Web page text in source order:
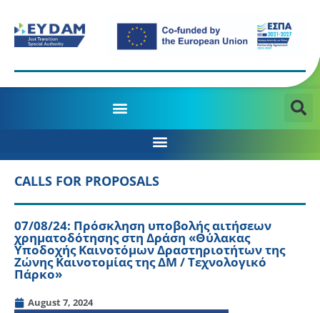
CALLS FOR PROPOSALS
07/08/24: Πρόσκληση υποβολής αιτήσεων
χρηματοδότησης στη Δράση «Θύλακας
Υποδοχής Καινοτόμων Δραστηριοτήτων της
Ζώνης Καινοτομίας της ΔΜ / Τεχνολογικό
Πάρκο»
August 7, 2024